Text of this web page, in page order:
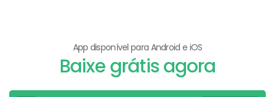
App disponível para Android e iOS
Baixe grátis agora